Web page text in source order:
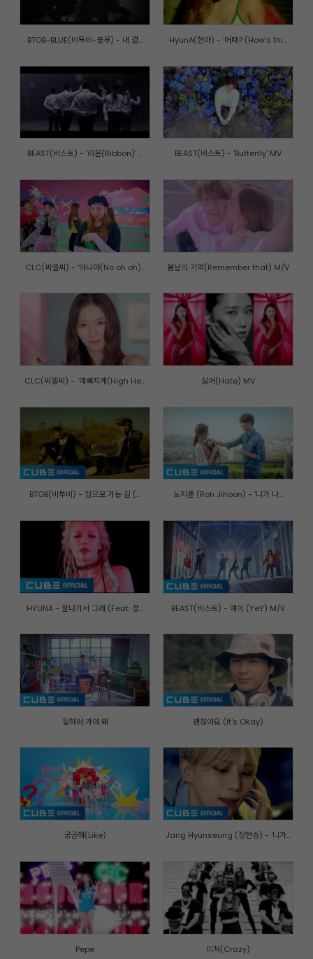
BTOB-BLUE(비투비-블루) - 내 곁... HyunA(현아) - '어때? (How's thi...
BEAST(비스트) - '리본(Ribbon)' ... BEAST(비스트) - 'Butterfly' MV
CLC(씨엘씨) - '아니야(No oh oh)... 봄날의 기억(Remember that) M/V
CLC(씨엘씨) – ‘예뻐지게(High He... 싫어(Hate) MV
BTOB(비투비) - 집으로 가는 길 (... 노지훈 (Roh Jihoon) - '니가 나...
HYUNA - 잘나가서 그래 (Feat. 정... BEAST(비스트) - 예이 (YeY) M/V
일하러 가야 돼 괜찮아요 (It's Okay)
궁금해(Like) Jang Hyunseung (장현승) - '니가...
Pepe 미쳐(Crazy)